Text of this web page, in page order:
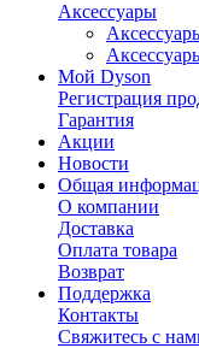
Аксессуары
Мой Dyson
Регистрация
Гарантия
Акции
Новости
Общая
О компании
Доставка
Оплата товара
Возврат
Поддержка
Контакты
Свяжитесь с